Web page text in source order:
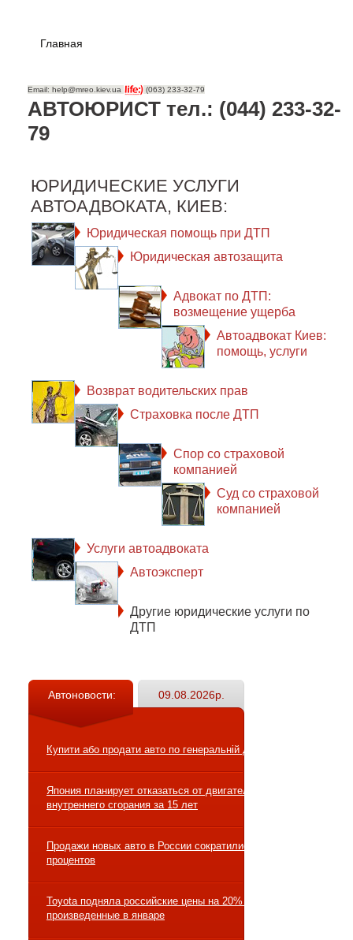
Главная
Email: help@mreo.kiev.ua (063) 233-32-79
АВТОЮРИСТ тел.: (044) 233-32-
79
ЮРИДИЧЕСКИЕ УСЛУГИ
АВТОАДВОКАТА, КИЕВ:
Юридическая помощь при ДТП
Юридическая автозащита
Адвокат по ДТП:
возмещение ущерба
Автоадвокат Киев:
помощь, услуги
Возврат водительских прав
Страховка после ДТП
Спор со страховой
компанией
Суд со страховой
компанией
Услуги автоадвоката
Автоэксперт
Другие юридические услуги по
ДТП
Автоновости: 09.08.2026р.
Купити або продати авто по генеральній довіреності
Япония планирует отказаться от двигателей
внутреннего сгорания за 15 лет
Продажи новых авто в России сократились на 10
процентов
Toyota подняла российские цены на 20% на авто,
произведенные в январе